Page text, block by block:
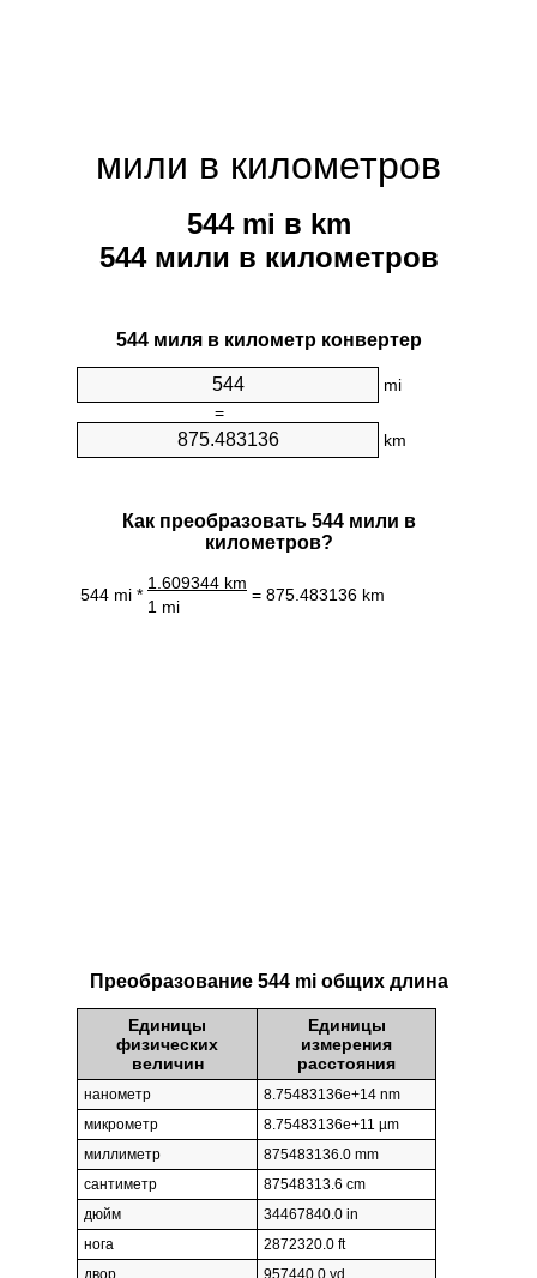
мили в километров
544 mi в km
544 мили в километров
544 миля в километр конвертер
mi
=
km
Как преобразовать 544 мили в
километров?
544 mi *
1.609344 km
= 875.483136 km
1 mi
Преобразование 544 mi общих длина
Единицы
физических
величин
Единицы
измерения
расстояния
нанометр
8.75483136e+14 nm
микрометр
8.75483136e+11 µm
миллиметр
875483136.0 mm
сантиметр
87548313.6 cm
дюйм
34467840.0 in
нога
2872320.0 ft